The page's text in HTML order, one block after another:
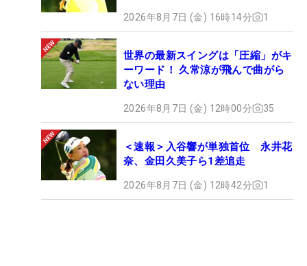
2026年8月7日 (金) 16時14分 1
世界の最新スイングは「圧縮」がキ
ーワード！ 久常涼が飛んで曲がら
ない理由
2026年8月7日 (金) 12時00分 35
＜速報＞入谷響が単独首位 永井花
奈、金田久美子ら1差追走
2026年8月7日 (金) 12時42分 1